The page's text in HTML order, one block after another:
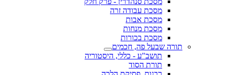
מסכת עבודה זרה
מסכת אבות
מסכת מנחות
מסכת בכורות
תורה שבעל פה, חכמים
תושב"ע - כללי, היסטוריה
תורת הסוד